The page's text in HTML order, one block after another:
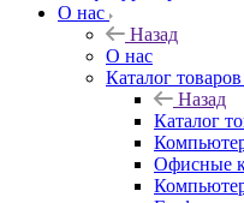
О нас
Назад
О нас
Каталог товаров
Назад
Каталог
Офисные